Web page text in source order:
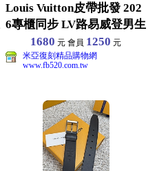
Louis Vuitton皮帶批發 202
6專櫃同步 LV路易威登男生
1680 元 會員 1250 元
米亞復刻精品購物網
www.fb520.com.tw